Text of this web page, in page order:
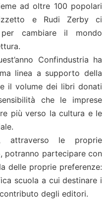
ad oltre 100 popolari
e Rudi Zerby ci
cambiare il mondo
Confindustria ha
linea a supporto della
il volume dei libri donati
che le imprese
più verso la cultura e le
attraverso le proprie
potranno partecipare con
delle proprie preferenze:
scuola a cui destinare i
degli editori.